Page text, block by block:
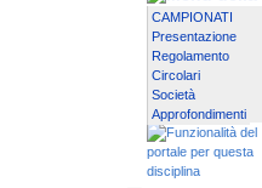
CAMPIONATI
Presentazione
Regolamento
Circolari
Società
Approfondimenti